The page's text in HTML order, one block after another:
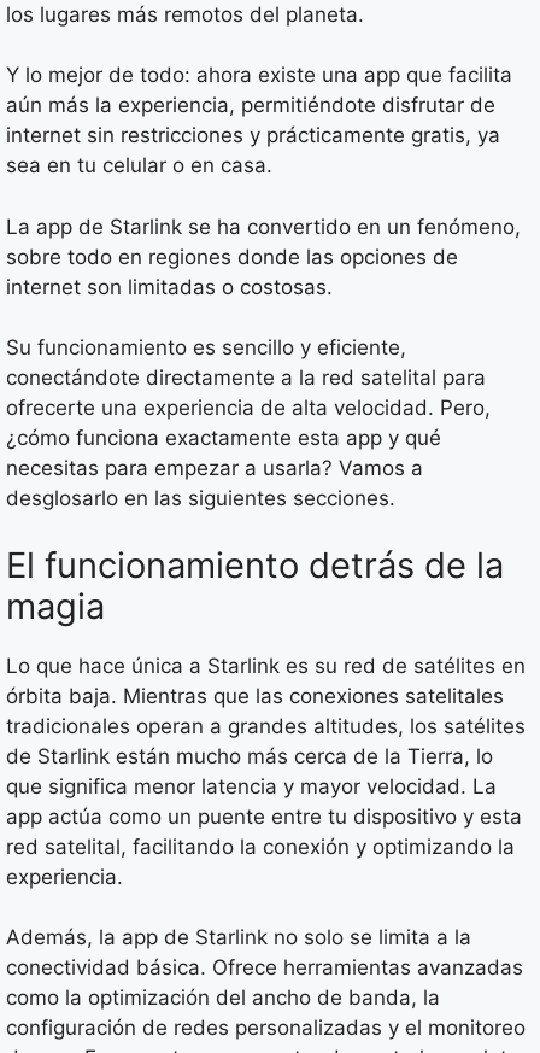
los lugares más remotos del planeta.
Y lo mejor de todo: ahora existe una app que facilita
aún más la experiencia, permitiéndote disfrutar de
internet sin restricciones y prácticamente gratis, ya
sea en tu celular o en casa.
La app de Starlink se ha convertido en un fenómeno,
sobre todo en regiones donde las opciones de
internet son limitadas o costosas.
Su funcionamiento es sencillo y eficiente,
conectándote directamente a la red satelital para
ofrecerte una experiencia de alta velocidad. Pero,
¿cómo funciona exactamente esta app y qué
necesitas para empezar a usarla? Vamos a
desglosarlo en las siguientes secciones.
El funcionamiento detrás de la
magia
Lo que hace única a Starlink es su red de satélites en
órbita baja. Mientras que las conexiones satelitales
tradicionales operan a grandes altitudes, los satélites
de Starlink están mucho más cerca de la Tierra, lo
que significa menor latencia y mayor velocidad. La
app actúa como un puente entre tu dispositivo y esta
red satelital, facilitando la conexión y optimizando la
experiencia.
Además, la app de Starlink no solo se limita a la
conectividad básica. Ofrece herramientas avanzadas
como la optimización del ancho de banda, la
configuración de redes personalizadas y el monitoreo